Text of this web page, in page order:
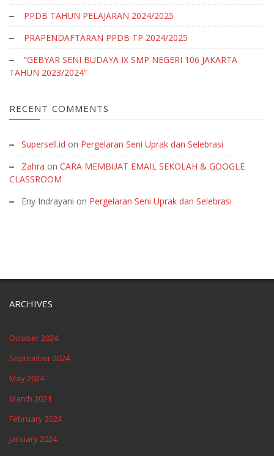
PPDB TAHUN PELAJARAN 2024/2025
PRAPENDAFTARAN PPDB TP 2024/2025
“GEBYAR SENI BUDAYA IX SMP NEGERI 106 JAKARTA
TAHUN 2023/2024”
RECENT COMMENTS
Supersell.id on Pergelaran Seni Uprak dan Selebrasi
Zahra on CARA MEMBUAT EMAIL SEKOLAH & GOOGLE
CLASSROOM
Eny Indrayani on Pergelaran Seni Uprak dan Selebrasi
ARCHIVES
October 2024
September 2024
May 2024
March 2024
February 2024
January 2024